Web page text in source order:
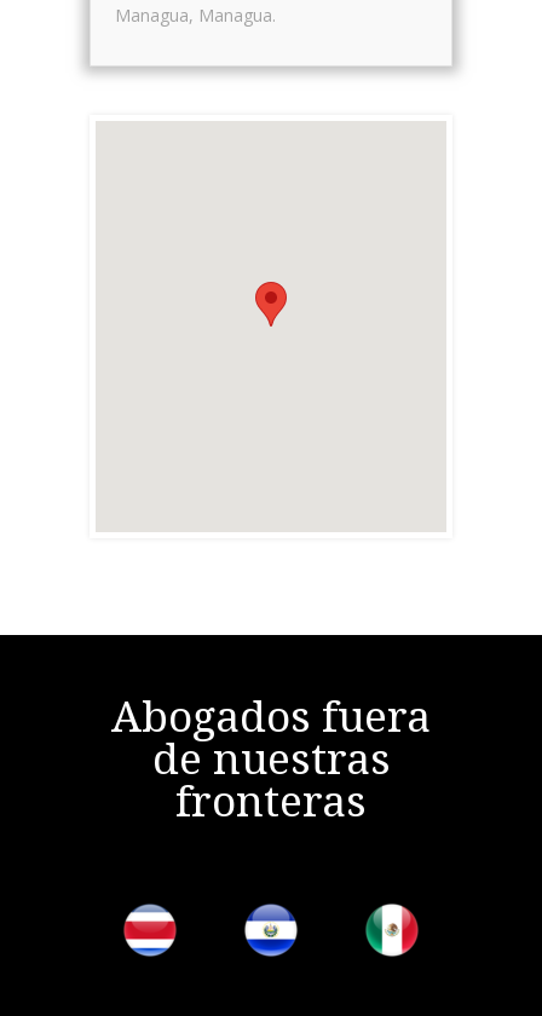
Managua, Managua.
Abogados fuera
de nuestras
fronteras